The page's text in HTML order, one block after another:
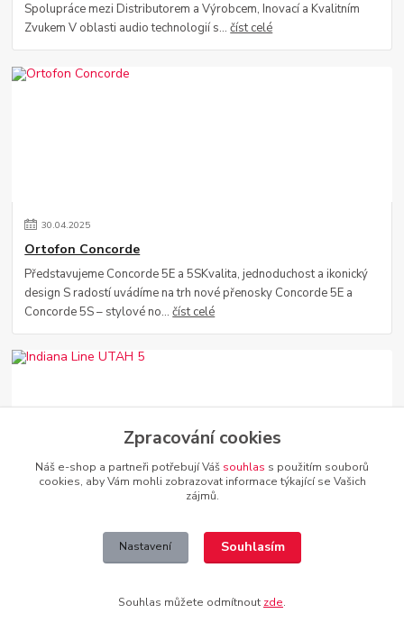
Spolupráce mezi Distributorem a Výrobcem, Inovací a Kvalitním
Zvukem V oblasti audio technologií s...číst celé
30.04.2025
Ortofon Concorde
Představujeme Concorde 5E a 5SKvalita, jednoduchost a ikonický
design S radostí uvádíme na trh nové přenosky Concorde 5E a
Concorde 5S – stylové no...číst celé
Indiana Line UTAH 5
Indiana Line Utah 5 – třípásmové sloupové reproduktory s
výkonu, designu a emocí pro váš ...
číst celé
Zpracování cookies
Náš e-shop a partneři potřebují Váš souhlas s použitím souborů
cookies, aby Vám mohli zobrazovat informace týkající se Vašich
zájmů.
Nastavení Souhlasím
Souhlas můžete odmítnout zde.